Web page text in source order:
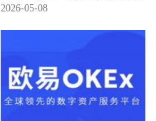
2026-05-08